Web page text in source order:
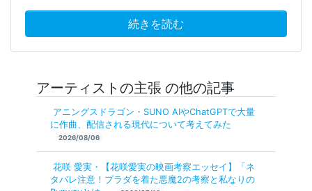
続きを読む
アーティストの主張 の他の記事
アニングスドラゴン・SUNO AIやChatGPTで大量
に作曲、配信される現代について考えてみた
2026/08/06
花咲 愛実・【花咲愛実の映画考察エッセイ】「ネ
タバレ注意！プラダを着た悪魔2の考察と私なりの